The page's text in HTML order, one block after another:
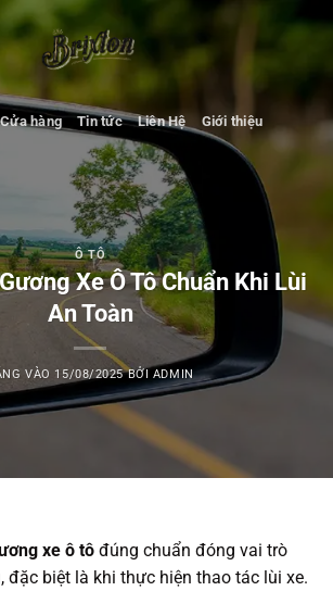
Cửa hàng Tin tức Liên Hệ Giới thiệu
Ô TÔ
Xe Ô Tô Chuẩn Khi Lùi
An Toàn
VÀO 15/08/2025 BỞI ADMIN
xe ô tô đúng chuẩn đóng vai trò
đặc biệt là khi thực hiện thao tác lùi xe.